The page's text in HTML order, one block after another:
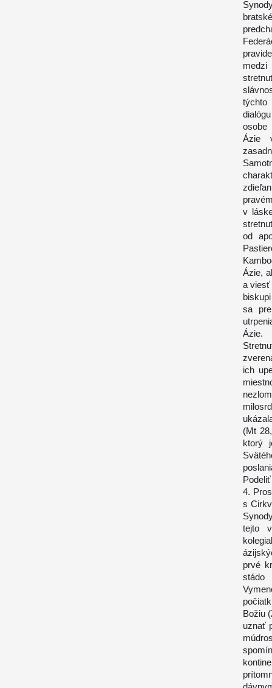
týchto
osobe
Ázie
v
od
Ázie,
a viesť
sa
Ázie.
ich
(Mt
ktorý
4.
s
tejto
prvé
stádo
Božiu
uznať